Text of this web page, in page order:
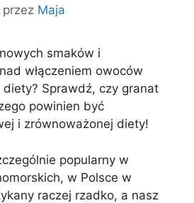
przez Maja
smaków i
włączeniem owoców
Sprawdź, czy granat
powinien być
i zrównoważonej diety!
popularny w
w Polsce w
raczej rzadko, a nasz